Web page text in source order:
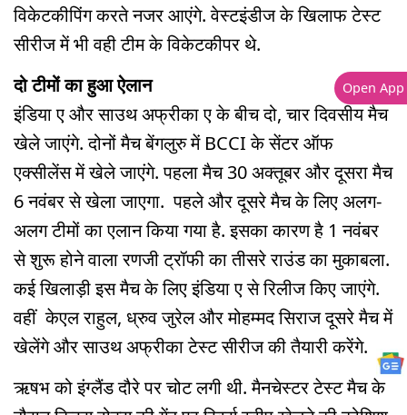
विकेटकीपिंग करते नजर आएंगे. वेस्टइंडीज के खिलाफ टेस्ट
सीरीज में भी वही टीम के विकेटकीपर थे.
दो टीमों का हुआ ऐलान
इंडिया ए और साउथ अफ्रीका ए के बीच दो, चार दिवसीय मैच
खेले जाएंगे. दोनों मैच बेंगलुरु में BCCI के सेंटर ऑफ
एक्सीलेंस में खेले जाएंगे. पहला मैच 30 अक्तूबर और दूसरा मैच
6 नवंबर से खेला जाएगा. पहले और दूसरे मैच के लिए अलग-
अलग टीमों का एलान किया गया है. इसका कारण है 1 नवंबर
से शुरू होने वाला रणजी ट्रॉफी का तीसरे राउंड का मुकाबला.
कई खिलाड़ी इस मैच के लिए इंडिया ए से रिलीज किए जाएंगे.
वहीं केएल राहुल, ध्रुव जुरेल और मोहम्मद सिराज दूसरे मैच में
खेलेंगे और साउथ अफ्रीका टेस्ट सीरीज की तैयारी करेंगे.
ऋषभ को इंग्लैंड दौरे पर चोट लगी थी. मैनचेस्टर टेस्ट मैच के
Open App